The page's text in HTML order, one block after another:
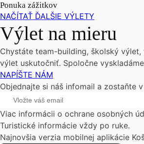
Ponuka zážitkov
NAČÍTAŤ ĎALŠIE VÝLETY
Výlet na mieru
Chystáte team-building, školský
výlet uskutočniť. Spoločne
NAPÍŠTE NÁM
Objednajte si náš infomail a zostaňte
Viac informácii o ochrane osobných
Turistické informácie vždy po ruke.
Najnovšia verzia mobilnej aplikácie